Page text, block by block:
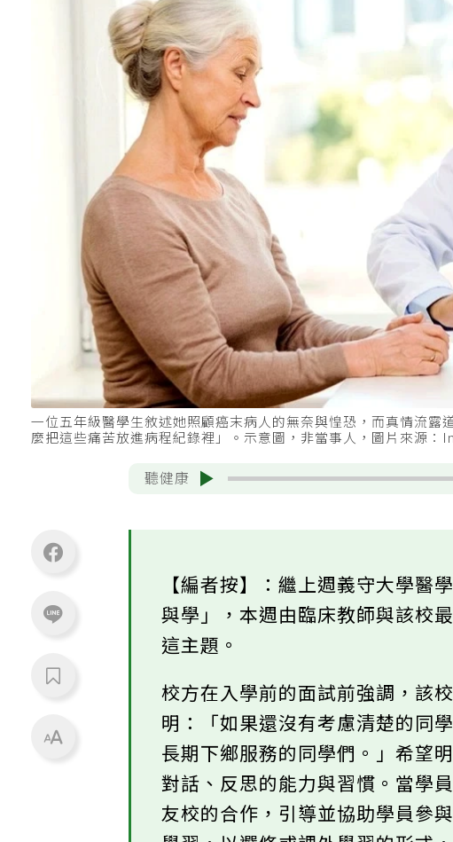
一位五年級醫學生敘述她照顧癌末病人的無奈與惶恐，而真情流
麼把這些痛苦放進病程紀錄裡」。示意圖，非當事人，圖片來源：
聽健康
【編者按】：繼上週義守大學醫
與學」，本週由臨床教師與該校
這主題。
校方在入學前的面試前強調，該
明：「如果還沒有考慮清楚的同
長期下鄉服務的同學們。」希望
對話、反思的能力與習慣。當學
友校的合作，引導並協助學員參